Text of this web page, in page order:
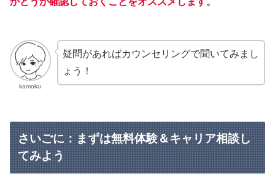
kamoku
疑問があればカウンセリングで聞いてみまし
ょう！
さいごに：まずは無料体験＆キャリア相談し
てみよう